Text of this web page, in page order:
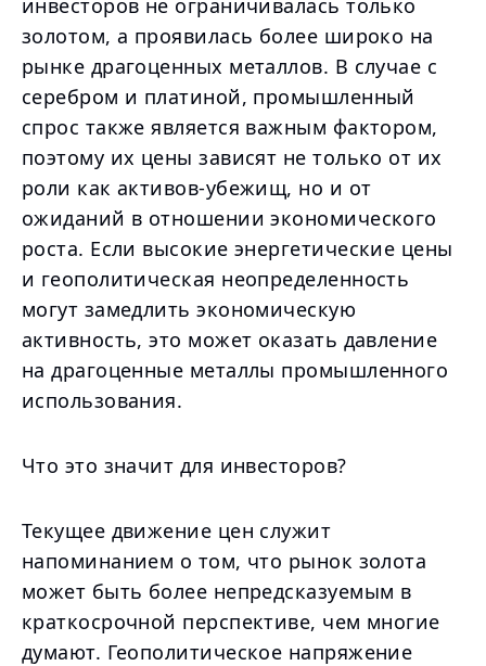
инвесторов не ограничивалась только
золотом, а проявилась более широко на
рынке драгоценных металлов. В случае с
серебром и платиной, промышленный
спрос также является важным фактором,
поэтому их цены зависят не только от их
роли как активов-убежищ, но и от
ожиданий в отношении экономического
роста. Если высокие энергетические цены
и геополитическая неопределенность
могут замедлить экономическую
активность, это может оказать давление
на драгоценные металлы промышленного
использования.
Что это значит для инвесторов?
Текущее движение цен служит
напоминанием о том, что рынок золота
может быть более непредсказуемым в
краткосрочной перспективе, чем многие
думают. Геополитическое напряжение